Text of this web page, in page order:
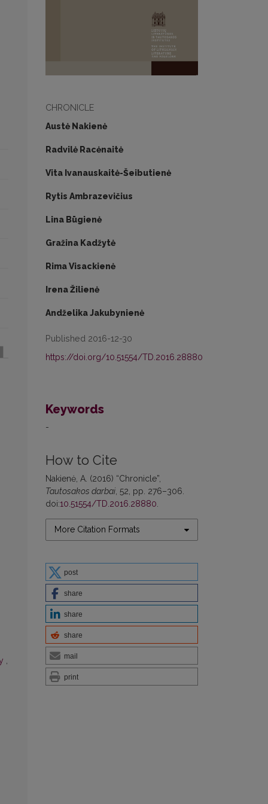
CHRONICLE
Austė Nakienė
Radvilė Racėnaitė
Vita Ivanauskaitė-Šeibutienė
Rytis Ambrazevičius
Lina Būgienė
Gražina Kadžytė
Rima Visackienė
Irena Žilienė
Andželika Jakubynienė
Published 2016-12-30
https://doi.org/10.51554/TD.2016.28880
Keywords
-
How to Cite
Nakienė, A. (2016) “Chronicle”,
Tautosakos darbai, 52, pp. 276–306.
doi:10.51554/TD.2016.28880.
More Citation Formats
post
share
share
share
mail
print
,